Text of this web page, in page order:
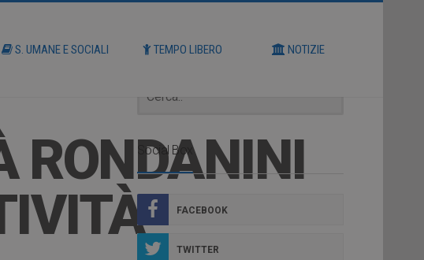
S. UMANE E SOCIALI TEMPO LIBERO NOTIZIE
RONDANINI
Social Box
FACEBOOK
TWITTER